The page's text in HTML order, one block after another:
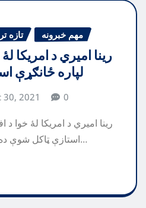
تازه مهم خبرونه
رینا امیري د امریکا
30, 2021 0
رینا امیري د امریکا لۀ خوا د
استازې ټاکل شوې ده د بهرنیو چارو وزیر انتوني…